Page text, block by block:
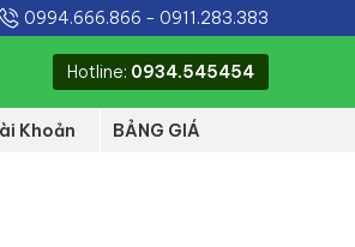
0994.666.866 - 0911.283.383
Hotline: 0934.545454
Khoản BẢNG GIÁ